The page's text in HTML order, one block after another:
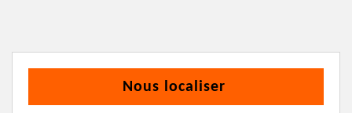
Nous localiser